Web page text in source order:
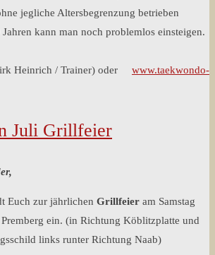
jegliche Altersbegrenzung betrieben
kann man noch problemlos einsteigen.
Heinrich / Trainer) oder www.taekwondo-
Juli Grillfeier
Euch zur jährlichen Grillfeier am Samstag
ein. (in Richtung Köblitzplatte und
links runter Richtung Naab)